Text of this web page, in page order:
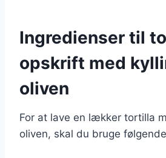
Ingredienser til
opskrift med
oliven
For at lave en lækker tortilla
oliven, skal du bruge